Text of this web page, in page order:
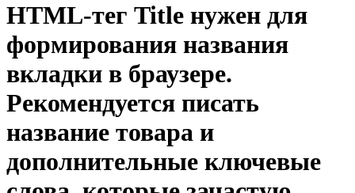
HTML-тег Title нужен для
формирования названия
вкладки в браузере.
Рекомендуется писать
название товара и
дополнительные ключевые